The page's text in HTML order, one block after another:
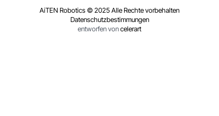
AiTEN Robotics © 2025 Alle Rechte vorbehalten
Datenschutzbestimmungen
entworfen voncelerart